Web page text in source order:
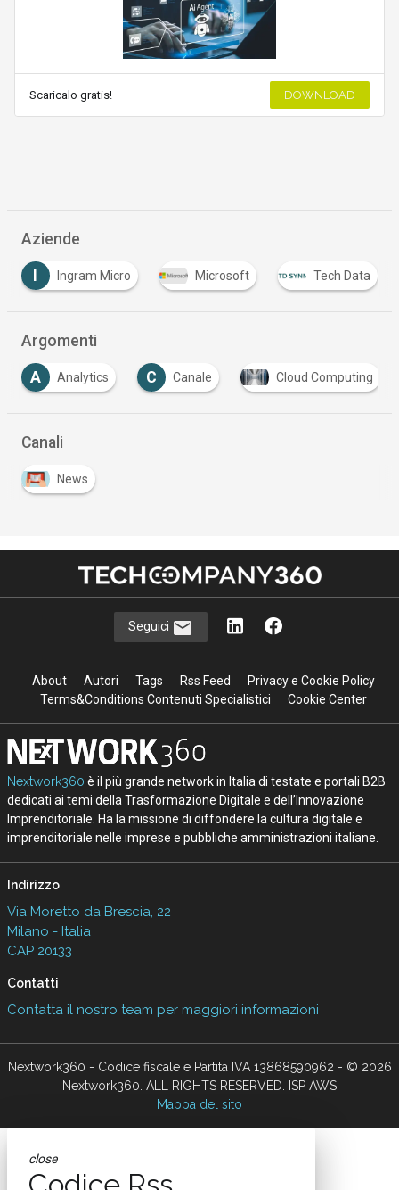
Scaricalo gratis! DOWNLOAD
Aziende
Ingram Micro Microsoft Tech Data
Argomenti
Analytics C Canale Cloud Computing
Canali
News
Seguici
About Autori Tags Rss Feed
Privacy e Cookie Policy
Terms&Conditions Contenuti Specialistici
Cookie Center
Nextwork360 è il più grande network in Italia di testate e portali B2B
dedicati ai temi della Trasformazione Digitale e dell’Innovazione
Imprenditoriale. Ha la missione di diffondere la cultura digitale e
imprenditoriale nelle imprese e pubbliche amministrazioni italiane.
Indirizzo
Via Moretto da Brescia, 22
Milano - Italia
CAP 20133
Contatti
Contatta il nostro team per maggiori informazioni
Nextwork360 - Codice fiscale e Partita IVA 13868590962 - © 2026
Nextwork360. ALL RIGHTS RESERVED. ISP AWS
Mappa del sito
close